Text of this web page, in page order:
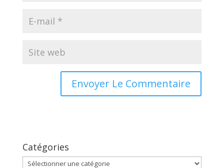
Catégories
Catégories